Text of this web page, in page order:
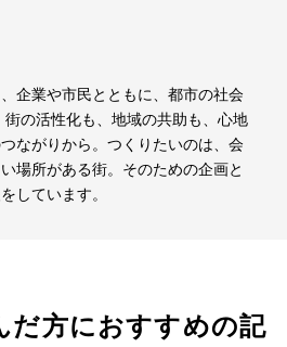
企業や市民とともに、都市の社会
の活性化も、地域の共助も、心地
ながりから。つくりたいのは、会
場所がある街。そのための企画と
しています。
だ方におすすめの記